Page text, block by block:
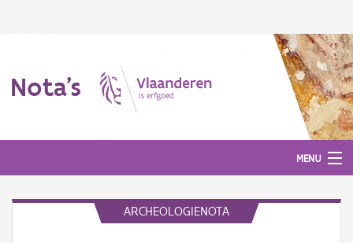
Nota's
MENU
ARCHEOLOGIENOTA